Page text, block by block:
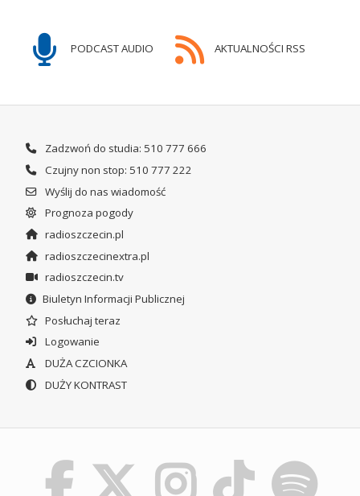
PODCAST AUDIO AKTUALNOŚCI RSS
Zadzwoń do studia: 510 777 666
Czujny non stop: 510 777 222
Wyślij do nas wiadomość
Prognoza pogody
radioszczecin.pl
radioszczecinextra.pl
radioszczecin.tv
Biuletyn Informacji Publicznej
Posłuchaj teraz
Logowanie
DUŻA CZCIONKA
DUŻY KONTRAST